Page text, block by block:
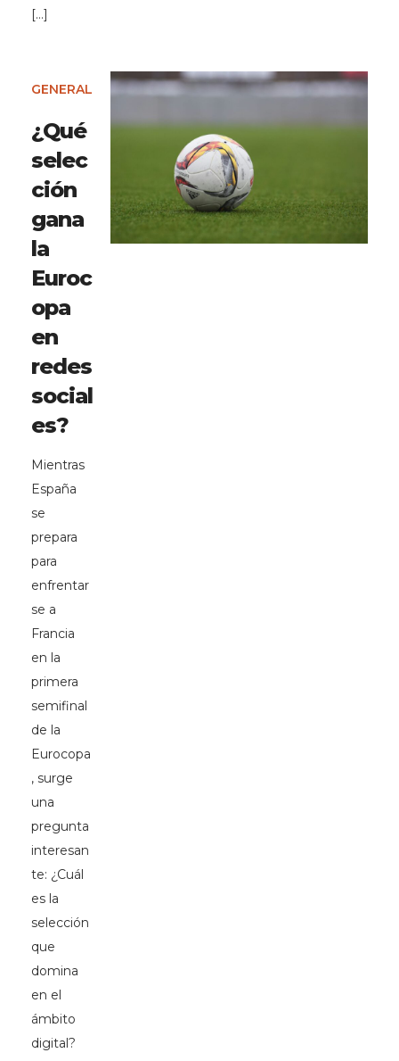
[…]
GENERAL
¿Qué
selec
ción
gana
la
Euroc
opa
en
redes
social
es?
Mientras
España
se
prepara
para
enfrentar
se a
Francia
en la
primera
semifinal
de la
Eurocopa
, surge
una
pregunta
interesan
te: ¿Cuál
es la
selección
que
domina
en el
ámbito
digital?